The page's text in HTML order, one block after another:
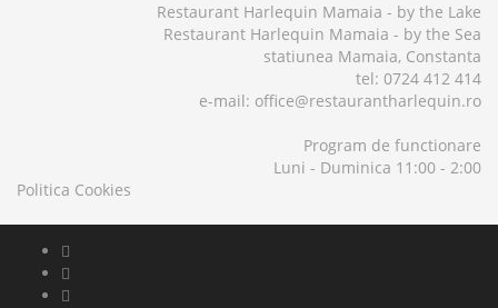
Restaurant Harlequin Mamaia - by the Lake
Restaurant Harlequin Mamaia - by the Sea
statiunea Mamaia, Constanta
tel: 0724 412 414
e-mail: office@restaurantharlequin.ro
Program de functionare
Luni - Duminica 11:00 - 2:00
Politica Cookies